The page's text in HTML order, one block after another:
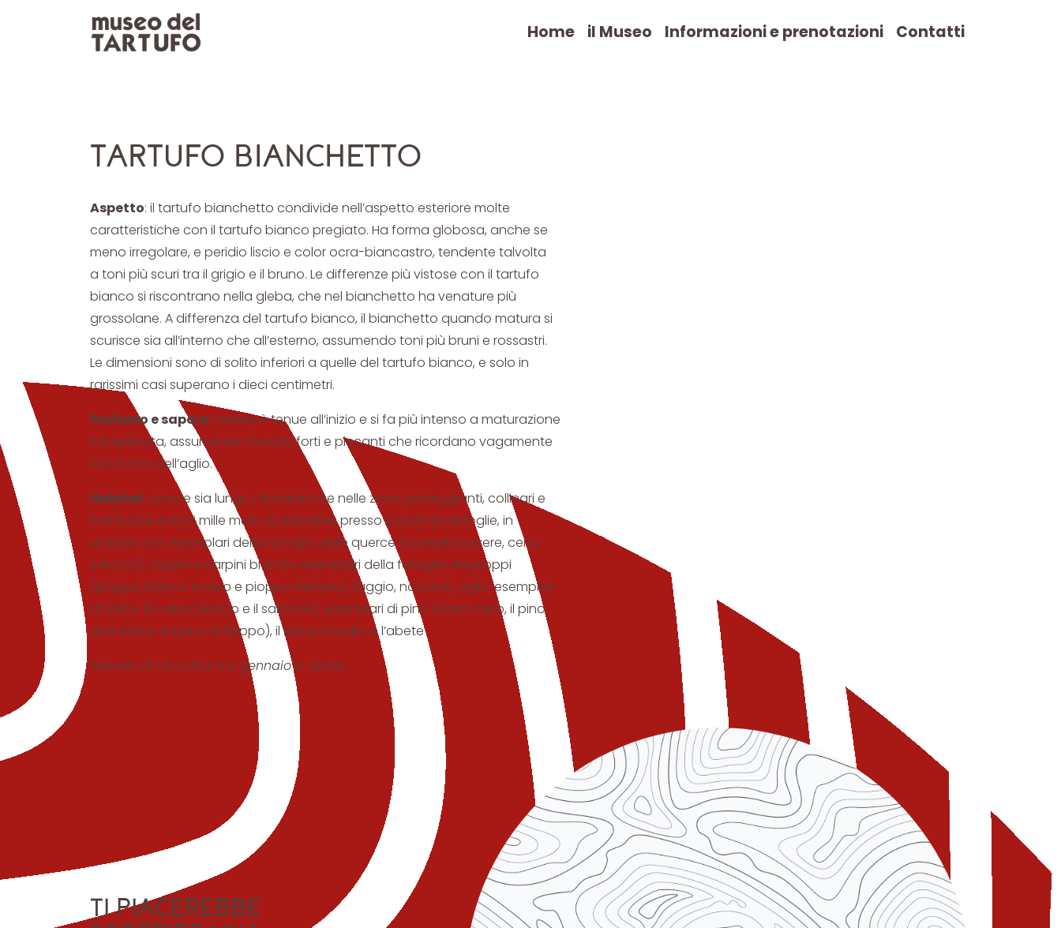
Home il Museo Informazioni e prenotazioni Contatti
TARTUFO BIANCHETTO
Aspetto: il tartufo bianchetto condivide nell’aspetto esteriore molte
caratteristiche con il tartufo bianco pregiato. Ha forma globosa, anche se
meno irregolare, e peridio liscio e color ocra-biancastro, tendente talvolta
a toni più scuri tra il grigio e il bruno. Le differenze più vistose con il tartufo
bianco si riscontrano nella gleba, che nel bianchetto ha venature più
grossolane. A differenza del tartufo bianco, il bianchetto quando matura si
scurisce sia all’interno che all’esterno, assumendo toni più bruni e rossastri.
Le dimensioni sono di solito inferiori a quelle del tartufo bianco, e solo in
rarissimi casi superano i dieci centimetri.
Profumo e sapore: l’odore è tenue all’inizio e si fa più intenso a maturazione
completata, assumendo toni più forti e piccanti che ricordano vagamente
il profumo dell’aglio.
Habitat: cresce sia lungo i litoranei che nelle zone pianeggianti, collinari e
montuose entro i mille metri di altitudine, presso boschi di latifoglie, in
simbiosi con esemplari della famiglia delle querce (roverella, rovere, cerro
e leccio), carpini e carpini bianchi, esemplari della famiglia dei pioppi
(pioppo bianco e nero e pioppo tremulo), faggio, nocciolo, tiglio, esemplari
di salice (il salice bianco e il salicone), esemplari di pino (il pino nero, il pino
domestico e il pino d’Aleppo), il larice, il cedro e l’abete
Periodo di raccolta: tra gennaio e aprile.
TI PIACEREBBE